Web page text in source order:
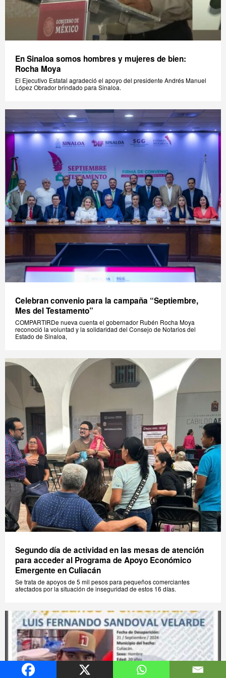
En Sinaloa somos hombres y mujeres de bien:
Rocha Moya
El Ejecutivo Estatal agradeció el apoyo del presidente Andrés Manuel
López Obrador brindado para Sinaloa.
Celebran convenio para la campaña “Septiembre,
Mes del Testamento”
COMPARTIRDe nueva cuenta el gobernador Rubén Rocha Moya
reconoció la voluntad y la solidaridad del Consejo de Notarios del
Estado de Sinaloa,
Segundo día de actividad en las mesas de atención
para acceder al Programa de Apoyo Económico
Emergente en Culiacán
Se trata de apoyos de 5 mil pesos para pequeños comerciantes
afectados por la situación de inseguridad de estos 16 días.